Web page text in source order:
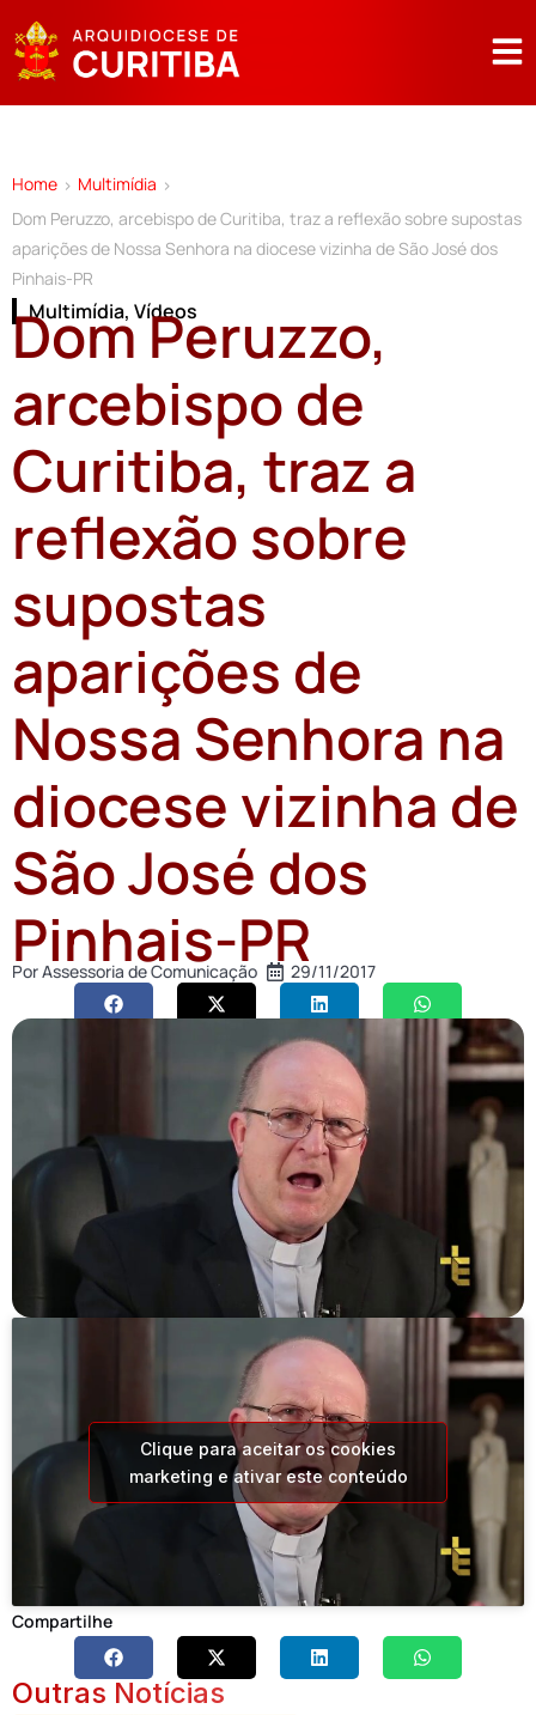
Home > Multimídia >
Dom Peruzzo, arcebispo de Curitiba, traz a reflexão sobre supostas
aparições de Nossa Senhora na diocese vizinha de São José dos
Pinhais-PR
Multimídia, Vídeos
Dom Peruzzo,
arcebispo de
Curitiba, traz a
reflexão sobre
supostas
aparições de
Nossa Senhora na
diocese vizinha de
São José dos
Pinhais-PR
PorAssessoria de Comunicação 29/11/2017
Clique para aceitar os cookies
marketing e ativar este conteúdo
Compartilhe
Outras Notícias